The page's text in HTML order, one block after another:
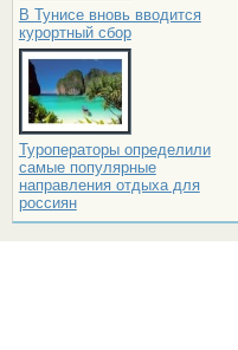
В Тунисе вновь вводится
курортный сбор
Туроператоры определили
самые популярные
направления отдыха для
россиян